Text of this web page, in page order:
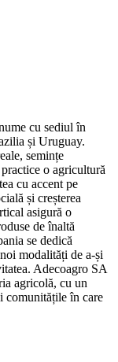
cu sediul în
și Uruguay.
semințe
o agricultură
cu accent pe
și creșterea
asigură o
de înaltă
se dedică
modalități de a-și
Adecoagro SA
agricolă, cu un
comunitățile în care